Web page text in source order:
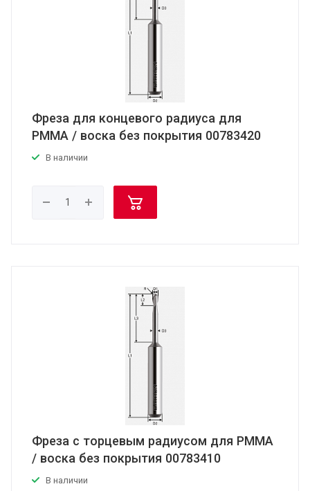
Фреза для концевого радиуса для
PMMA / воска без покрытия 00783420
В наличии
Фреза с торцевым радиусом для PMMA
/ воска без покрытия 00783410
В наличии